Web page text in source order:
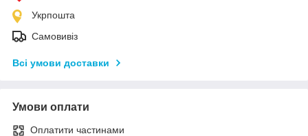
Укрпошта
Самовивіз
Всі умови доставки
Умови оплати
Оплатити частинами